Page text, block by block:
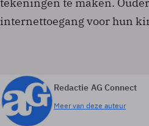
internettoegang voor hun
Redactie AG Connect
Meer van deze auteur